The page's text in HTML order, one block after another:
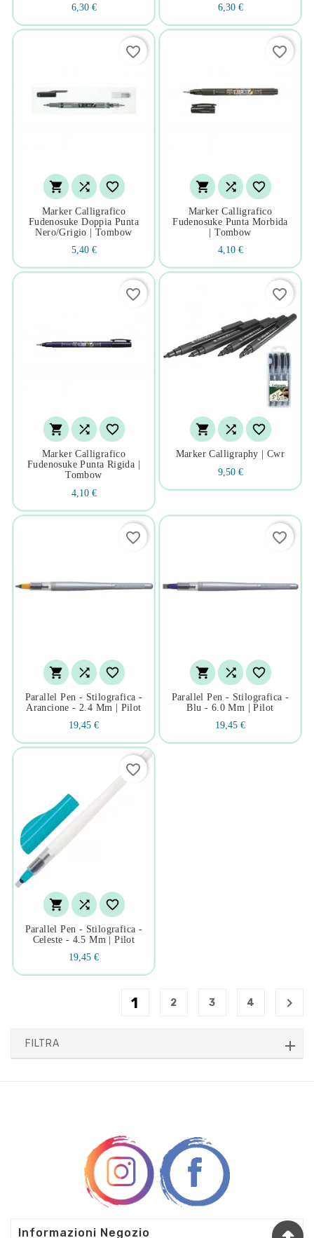
6,30 €
6,30 €
  
Marker Calligrafico
Fudenosuke Doppia Punta
Nero/grigio | Tombow
5,40 €
favorite_border
  
Marker Calligrafico
Fudenosuke Punta Morbida
| Tombow
4,10 €
favorite_border
  
Marker Calligrafico
Fudenosuke Punta Rigida |
Tombow
4,10 €
favorite_border
  
Marker Calligraphy | Cwr
9,50 €
favorite_border
  
Parallel Pen - Stilografica -
Arancione - 2.4 Mm | Pilot
19,45 €
favorite_border
  
Parallel Pen - Stilografica -
Blu - 6.0 Mm | Pilot
19,45 €
favorite_border
  
Parallel Pen - Stilografica -
Celeste - 4.5 Mm | Pilot
19,45 €
favorite_border
1 2 3 4 
FILTRA
Informazioni Negozio 